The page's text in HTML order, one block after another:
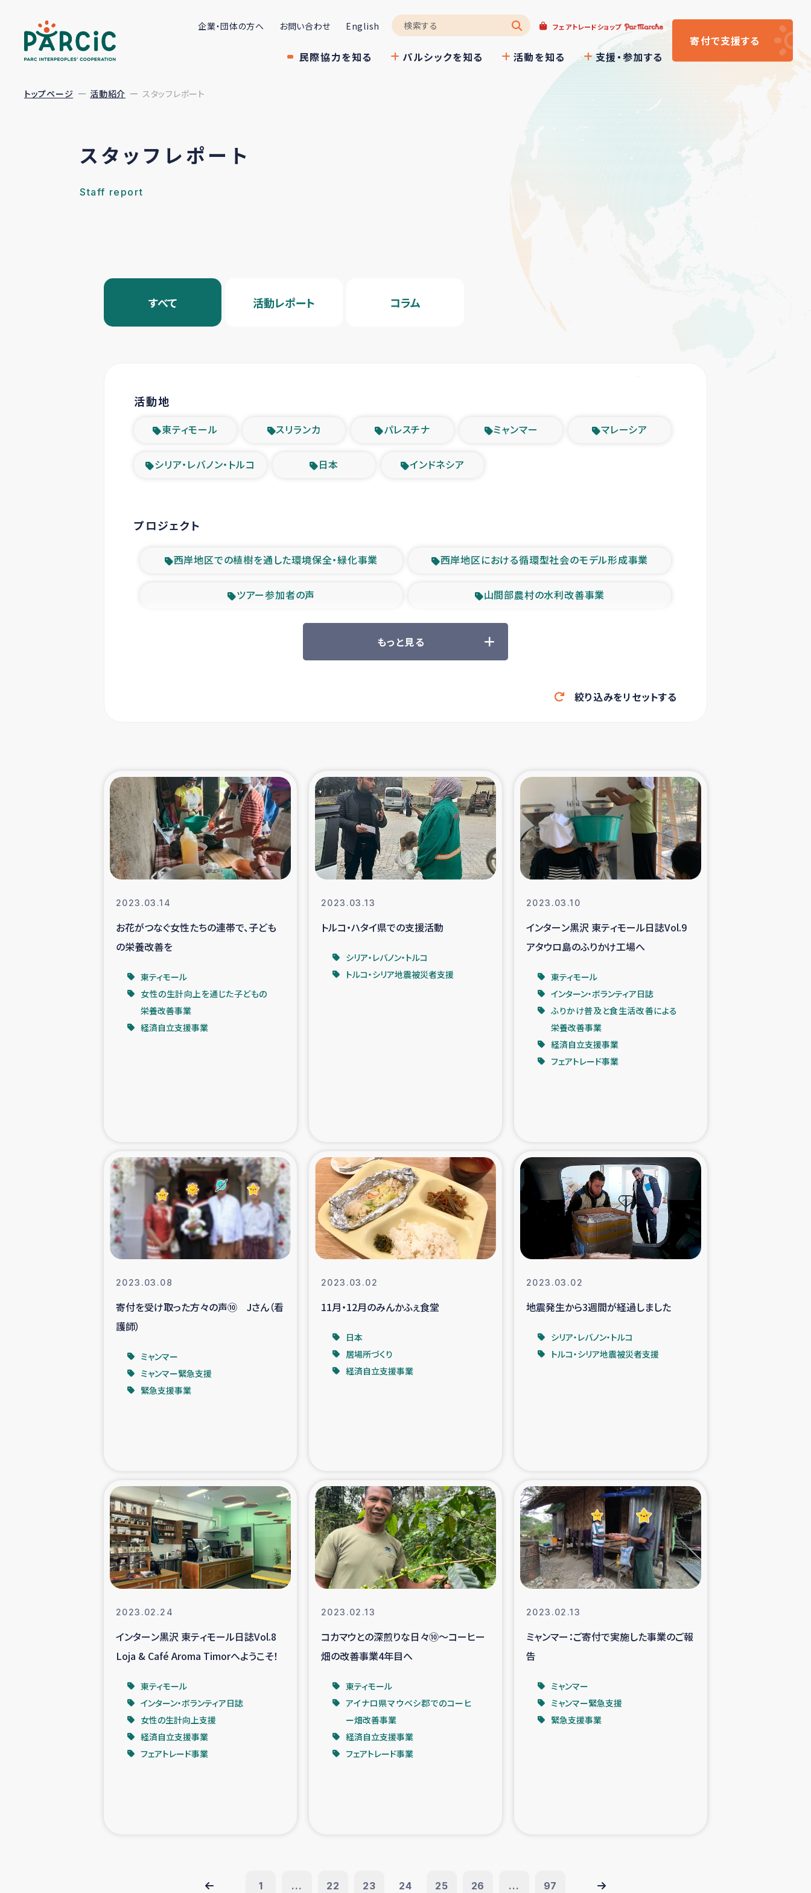
企業・団体の方へ お問い合わせ English フェアトレードショップ
民際協力を知る パルシックを知る 活動を知る 支援・参加する
寄付で支援する
トップページ 活動紹介 スタッフレポート
スタッフレポート
Staff report
すべて 活動レポート コラム
活動地
東ティモール スリランカ パレスチナ ミャンマー マレーシア
シリア・レバノン・トルコ 日本 インドネシア
プロジェクト
西岸地区での植樹を通した環境保全・緑化事業 西岸地区における循環型社会のモデル形成事業
ツアー参加者の声 山間部農村の水利改善事業
緊急救援の時代 森林保全型農業の支援事業
東ティモール豪雨緊急支援 大雨による洪水被災者支援
シリア国内避難民・帰還民の生活再建支援
スリランカ 緊急人道支援 スリランカ南部洪水被災者支援
スリランカの南北女性をつなぐサリー・リサイクル・プロジ
ェクト
復興支援事業
ガザ人道支援 令和6年能登半島地震 緊急支援
国内避難民への物資配付および教育支援
タイ国境ミャンマー移民子ども支援 漁民によるマングローブ植林活動
レバノンでのシリア難民への食糧・越冬支援 レバノンにおける緊急支援
レバノンでのシリア難民・レバノン人への農業支援
仮設住宅生活支援・農業復興支援 漁業復興支援
インターン・ボランティア日誌 経済自立支援事業
居場所づくり ガザ空爆被災者への食料支援と農家生産支援
ガザ地区における羊の畜産支援 ガザ地区での公園の緑化を通じた支援事業
ガザ地区における被災住民への緊急支援 ガザ地区酪農を通した女性グループの生計支援
ふりかけ普及と食生活改善による栄養改善事業 フェアトレード事業
コーヒー生産者支援 アイナロ県マウベシ郡でのコーヒー畑改善事業
ベイルート大規模爆発被災者支援 女性の生計向上支援
アグロフォレストリー（カカオ）事業
もっと見る
絞り込みをリセットする
2023.03.14
お花がつなぐ女性たちの連帯で、子ども
の栄養改善を
東ティモール
女性の生計向上を通じた子どもの
栄養改善事業
経済自立支援事業
2023.03.13
トルコ・ハタイ県での支援活動
シリア・レバノン・トルコ
トルコ・シリア地震被災者支援
2023.03.10
インターン黒沢 東ティモール日誌Vol.9
アタウロ島のふりかけ工場へ
東ティモール
インターン・ボランティア日誌
ふりかけ普及と食生活改善による
栄養改善事業
経済自立支援事業
フェアトレード事業
2023.03.08
寄付を受け取った方々の声⑩ Jさん（看
護師）
ミャンマー
ミャンマー緊急支援
緊急支援事業
2023.03.02
11月・12月のみんかふぇ食堂
日本
居場所づくり
経済自立支援事業
2023.03.02
地震発生から3週間が経過しました
シリア・レバノン・トルコ
トルコ・シリア地震被災者支援
2023.02.24
インターン黒沢 東ティモール日誌Vol.8
Loja & Café Aroma Timorへようこそ！
東ティモール
インターン・ボランティア日誌
女性の生計向上支援
経済自立支援事業
フェアトレード事業
2023.02.13
コカマウとの深煎りな日々⑩～コーヒー
畑の改善事業4年目へ
東ティモール
アイナロ県マウベシ郡でのコーヒ
ー畑改善事業
経済自立支援事業
フェアトレード事業
2023.02.13
ミャンマー：ご寄付で実施した事業のご報
告
ミャンマー
ミャンマー緊急支援
緊急支援事業
1 ... 22 23 24 25 26 ... 97